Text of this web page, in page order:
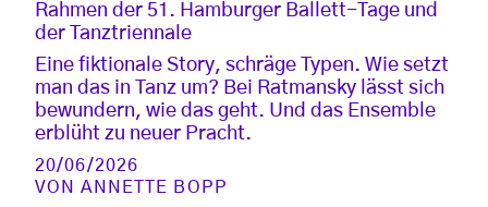
Rahmen der 51. Hamburger Ballett-Tage und
der Tanztriennale
Eine fiktionale Story, schräge Typen. Wie setzt
man das in Tanz um? Bei Ratmansky lässt sich
bewundern, wie das geht. Und das Ensemble
erblüht zu neuer Pracht.
20/06/2026
VONANNETTE BOPP